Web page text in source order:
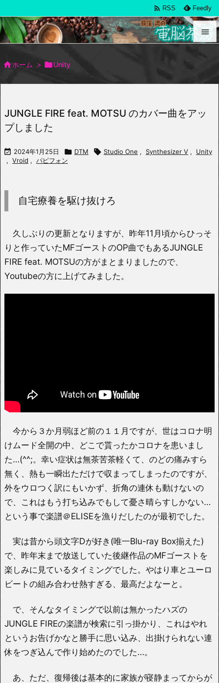

前へ

 RSS Feedly
ホーム > Unity
JUNGLE FIRE feat. MOTSU のカバー曲をアッ
プしました
 2024年1月25日  DTM  Studio One , Synthesizer V ,
Unity
, Vroid , パピフォン
自宅療養を駆け抜けろ
久しぶりの更新となりますが、昨年11月頃からひっそ
りと作っていたMFゴーストのOP曲でもあるJUNGLE
FIRE feat. MOTSUの方がまとまりましたので、
Youtubeの方に上げてみました。
今から３か月弱ほど前の１１月ですが、世はコロナ明
けムード全開の中、どこで貰ったかコロナを患いまし
た…(^^;。幸い症状は無茶苦茶軽くて、のどの痛みすら
無く、熱も一瞬出ただけで収まってしまったのですが、
外をウロつく訳にもいかず、折角の連休も動けないの
で、これはもう打ち込みでもして憂さ晴らすしかない…
という事で楽譜＠ELISEを漁りだしたのが最初でした。
実は昔から頭文字Dが好き(唯一Blu-ray Box揃えた)
で、昨年末まで放送していた後継作品のMFゴーストを
楽しみに見ているタイミングでした。やはり車とユーロ
ビートの組み合わせ熱すぎる、最高だよなーと。
で、そんなタイミングで以前は無かったハズの
JUNGLE FIREの楽譜が検索に引っ掛かり、これはやれ
というお告げかなと勝手に思い込み、出掛けられない連
休をつぎ込んで作り始めたのでした…。
あ、ただ、復帰後は基本的に家族が寝静まってからが